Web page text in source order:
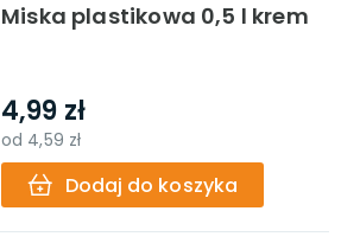
Miska plastikowa 0,5 l krem
4,99 zł
od 4,59 zł
Dodaj do koszyka